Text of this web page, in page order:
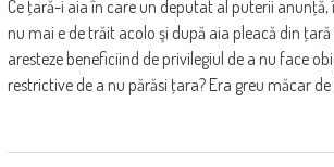
Ce ţară-i aia în care un deputat al puterii anunţă,
nu mai e de trăit acolo şi după aia pleacă din ţară
aresteze beneficiind de privilegiul de a nu face
restrictive de a nu părăsi ţara? Era greu măcar